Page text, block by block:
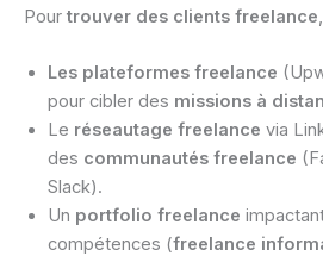
Pour trouver des clients freelance
Les plateformes freelance
pour cibler des missions à
Le réseautage freelance via
des communautés freelance
Slack).
Un portfolio freelance
compétences (freelance